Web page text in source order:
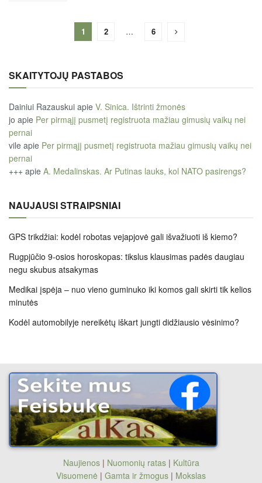
1 2 … 6
SKAITYTOJŲ PASTABOS
Dainiui Razauskui apie V. Sinica. Ištrinti žmonės
jo apie Per pirmąjį pusmetį registruota mažiau gimusių vaikų nei
pernai
vile apie Per pirmąjį pusmetį registruota mažiau gimusių vaikų nei
pernai
+++ apie A. Medalinskas. Ar Putinas lauks, kol NATO pasirengs?
NAUJAUSI STRAIPSNIAI
GPS trikdžiai: kodėl robotas vejapjovė gali išvažiuoti iš kiemo?
Rugpjūčio 9-osios horoskopas: tikslus klausimas padės daugiau
negu skubus atsakymas
Medikai įspėja – nuo vieno guminuko iki komos gali skirti tik kelios
minutės
Kodėl automobilyje nereikėtų iškart jungti didžiausio vėsinimo?
Naujienos| Nuomonių ratas| Kultūra
Visuomenė | Gamta ir žmogus | Mokslas